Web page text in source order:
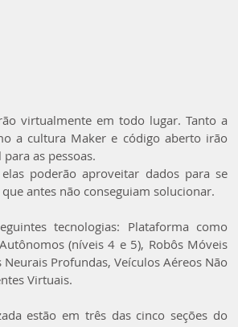
virtualmente em todo lugar. Tanto a
a cultura Maker e código aberto irão
as pessoas.
poderão aproveitar dados para se
antes não conseguiam solucionar.
tecnologias: Plataforma como
(níveis 4 e 5), Robôs Móveis
Profundas, Veículos Aéreos Não
Virtuais.
estão em três das cinco seções do